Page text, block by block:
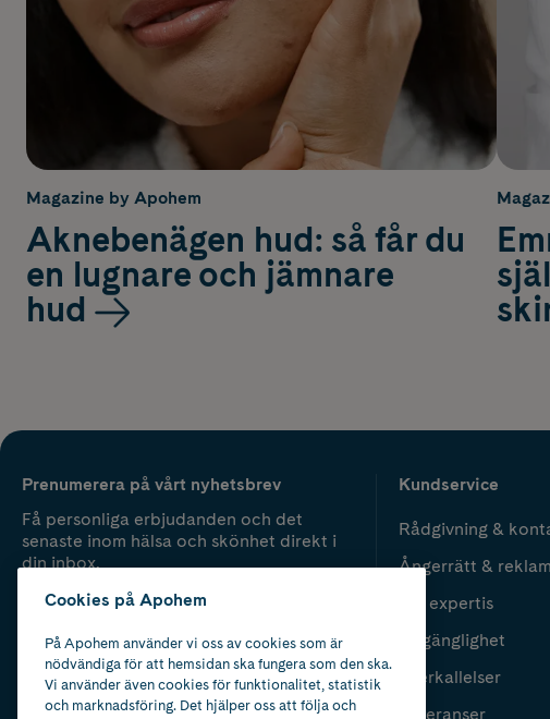
Magazine by Apohem
Aknebenägen hud: så får du
en lugnare och jämnare
hud
Prenumerera på vårt nyhetsbrev
Få personliga erbjudanden och det
senaste inom hälsa och skönhet direkt i
din inbox.
Kundservice
Rådgivning &
Ångerrätt &
Vår expertis
Tillgänglighet
Återkallelser
Leveranser
Cookies på Apohem
På Apohem använder vi oss av cookies som är
nödvändiga för att hemsidan ska fungera som den ska.
Vi använder även cookies för funktionalitet, statistik
och marknadsföring. Det hjälper oss att följa och